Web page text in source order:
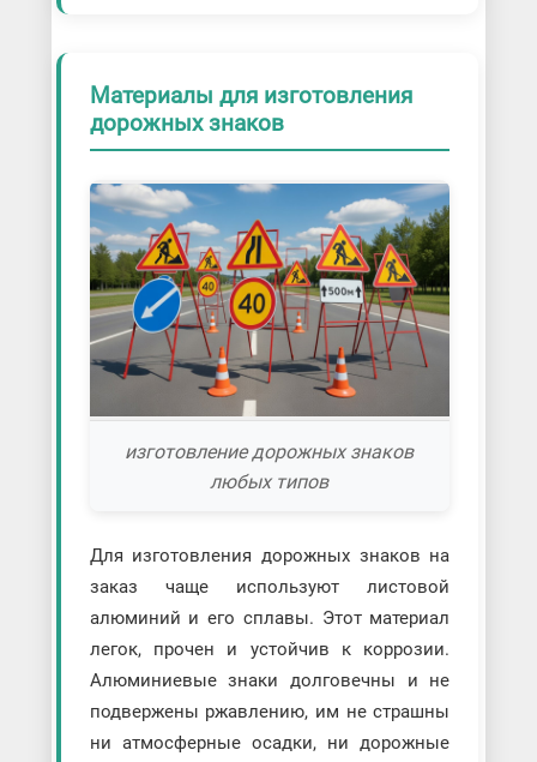
Материалы для изготовления
дорожных знаков
изготовление дорожных знаков
любых типов
Для изготовления дорожных знаков на
заказ чаще используют листовой
алюминий и его сплавы. Этот материал
легок, прочен и устойчив к коррозии.
Алюминиевые знаки долговечны и не
подвержены ржавлению, им не страшны
ни атмосферные осадки, ни дорожные